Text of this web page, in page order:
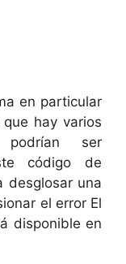
en particular
hay varios
podrían ser
código de
desglosar una
el error El
disponible en